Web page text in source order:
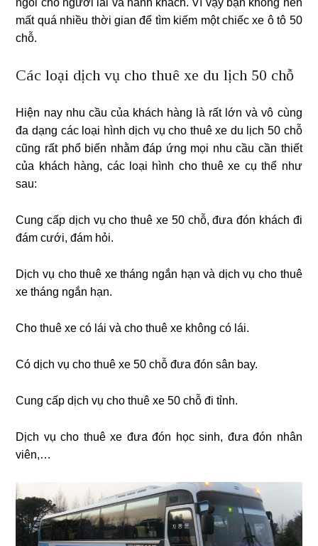
mất quá nhiều thời gian để tìm kiếm một chiếc xe ô tô 50
chỗ.
Các loại dịch vụ cho thuê xe du lịch 50 chỗ
Hiện nay nhu cầu của khách hàng là rất lớn và vô cùng
đa dạng các loại hình dịch vụ cho thuê xe du lịch 50 chỗ
cũng rất phổ biến nhằm đáp ứng mọi nhu cầu cần thiết
của khách hàng, các loại hình cho thuê xe cụ thể như
sau:
Cung cấp dịch vụ cho thuê xe 50 chỗ, đưa đón khách đi
đám cưới, đám hỏi.
Dịch vụ cho thuê xe tháng ngắn hạn và dịch vụ cho thuê
xe tháng ngắn hạn.
Cho thuê xe có lái và cho thuê xe không có lái.
Có dịch vụ cho thuê xe 50 chỗ đưa đón sân bay.
Cung cấp dịch vụ cho thuê xe 50 chỗ đi tỉnh.
Dịch vụ cho thuê xe đưa đón học sinh, đưa đón nhân
viên,…